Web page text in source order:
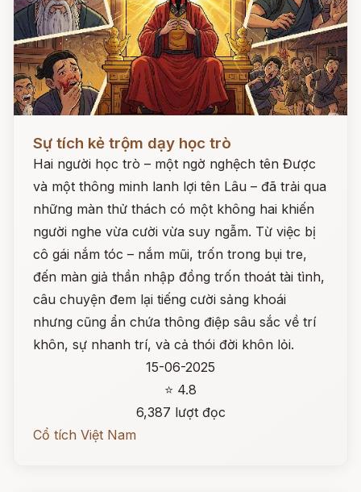
Sự tích kẻ trộm dạy học trò
Hai người học trò – một ngờ nghệch tên Được
và một thông minh lanh lợi tên Lâu – đã trải qua
những màn thử thách có một không hai khiến
người nghe vừa cười vừa suy ngẫm. Từ việc bị
cô gái nắm tóc – nắm mũi, trốn trong bụi tre,
đến màn giả thần nhập đồng trốn thoát tài tình,
câu chuyện đem lại tiếng cười sảng khoái
nhưng cũng ẩn chứa thông điệp sâu sắc về trí
khôn, sự nhanh trí, và cả thói đời khôn lỏi.
15-06-2025
⭐ 4.8
6,387 lượt đọc
Cổ tích Việt Nam